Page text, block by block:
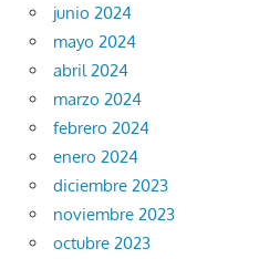
junio 2024
mayo 2024
abril 2024
marzo 2024
febrero 2024
enero 2024
diciembre 2023
noviembre 2023
octubre 2023